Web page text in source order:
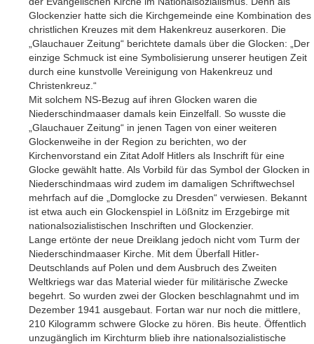
Glockenzier hatte sich die Kirchgemeinde eine Kombination des
christlichen Kreuzes mit dem Hakenkreuz auserkoren. Die
„Glauchauer Zeitung“ berichtete damals über die Glocken: „Der
einzige Schmuck ist eine Symbolisierung unserer heutigen Zeit
durch eine kunstvolle Vereinigung von Hakenkreuz und
Christenkreuz.“
Mit solchem NS-Bezug auf ihren Glocken waren die
Niederschindmaaser damals kein Einzelfall. So wusste die
„Glauchauer Zeitung“ in jenen Tagen von einer weiteren
Glockenweihe in der Region zu berichten, wo der
Kirchenvorstand ein Zitat Adolf Hitlers als Inschrift für eine
Glocke gewählt hatte. Als Vorbild für das Symbol der Glocken in
Niederschindmaas wird zudem im damaligen Schriftwechsel
mehrfach auf die „Domglocke zu Dresden“ verwiesen. Bekannt
ist etwa auch ein Glockenspiel in Lößnitz im Erzgebirge mit
nationalsozialistischen Inschriften und Glockenzier.
Lange ertönte der neue Dreiklang jedoch nicht vom Turm der
Niederschindmaaser Kirche. Mit dem Überfall Hitler-
Deutschlands auf Polen und dem Ausbruch des Zweiten
Weltkriegs war das Material wieder für militärische Zwecke
begehrt. So wurden zwei der Glocken beschlagnahmt und im
Dezember 1941 ausgebaut. Fortan war nur noch die mittlere,
210 Kilogramm schwere Glocke zu hören. Bis heute. Öffentlich
unzugänglich im Kirchturm blieb ihre nationalsozialistische